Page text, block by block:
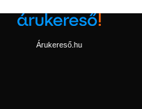
Árukereső.hu